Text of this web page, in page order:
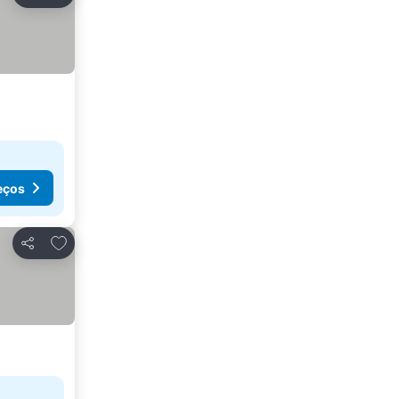
Partilhar
Adicionar aos favoritos